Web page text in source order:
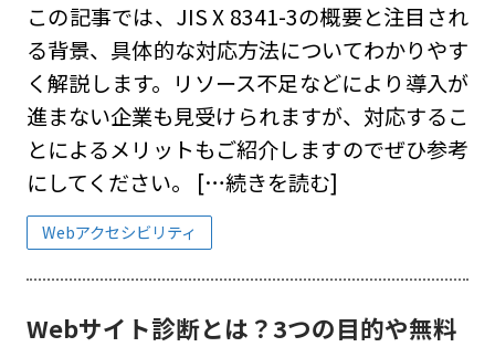
この記事では、JIS X 8341-3の概要と注目され
る背景、具体的な対応方法についてわかりやす
く解説します。リソース不足などにより導入が
進まない企業も見受けられますが、対応するこ
とによるメリットもご紹介しますのでぜひ参考
にしてください。 […続きを読む]
Webアクセシビリティ
Webサイト診断とは？3つの目的や無料